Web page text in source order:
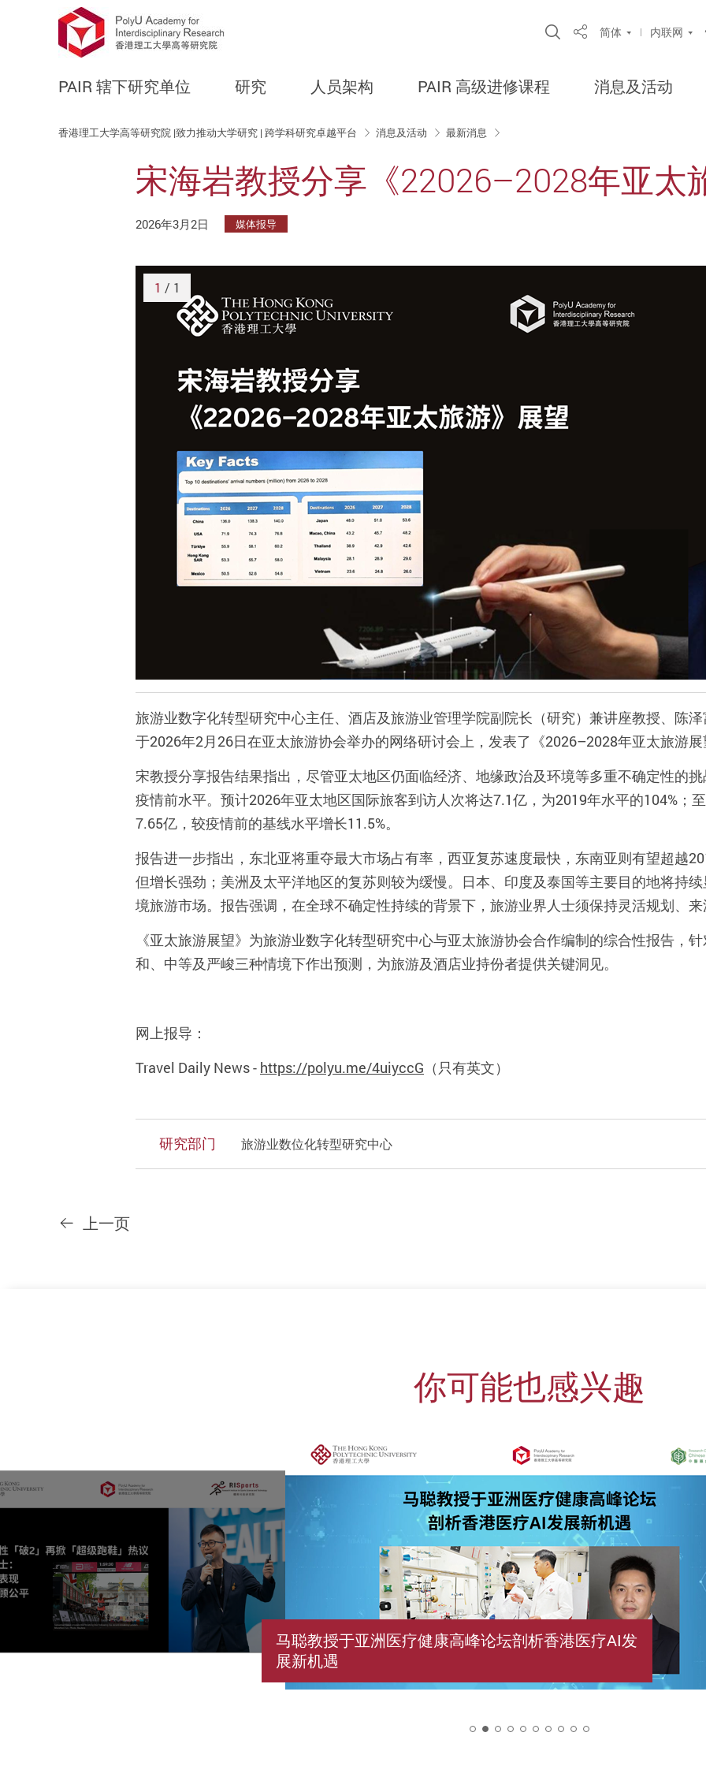
Open Site Search
Share简体 内联网
PAIR 辖下研究单位 研究 人员架构 PAIR 高级进修课程 消息及活动
香港理工大学高等研究院 |致力推动大学研究 | 跨学科研究卓越平台 消息及活动 最新消息
宋海岩教授分享《22026–2028年亚太
2026年3月2日 媒体报导
1 / 1
旅游业数字化转型研究中心主任、酒店及旅游业管理学院副院长（研究） 兼讲座教授、陈
于2026年2月 26日在亚太旅游协会举办的网络研讨会上，发表了《2026–2028年亚太旅游
宋教授分享报告结果指出，尽管亚太地区仍面临经济、地缘政治及环境等多重不确定性的
疫情前水平。预计2026年亚太地区国际旅客到访人次将达7.1亿，为2019年水平的104% ；至
7.65亿，较疫情前的基线水平增长11.5%。
报告进一步指出，东北亚将重夺最大市场占有率，西亚复苏速度最快，东南亚则有望超越
但增长强劲；美洲及太平洋地区的复苏则较为缓慢。日本、印度及泰国等主要目的地将持
境旅游市场。报告强调，在全球不确定性持续的背景下，旅游业界人士须保持灵活规划、
《亚太旅游展望》为旅游业数字化转型研究中心与亚太旅游协会合作编制的综合性报告，
和、中等及严峻三种情境下作出预测，为旅游及酒店业持份者提供关键洞见。
网上报导：
Travel Daily News - https://polyu.me/4uiyccG （只有英文）
研究部门 旅游业数位化转型研究中心
上一页
你可能也感兴趣
马聪教授于亚洲医疗健康高峰论坛剖析香港医疗AI发
展新机遇